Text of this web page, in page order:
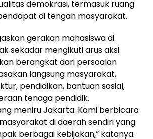
demokrasi, termasuk ruang
di tengah masyarakat.
gerakan mahasiswa di
sekadar mengikuti arus aksi
berangkat dari persoalan
langsung masyarakat,
pendidikan, bantuan sosial,
tenaga pendidik.
meniru Jakarta. Kami berbicara
di daerah sendiri yang
berbagai kebijakan,” katanya.